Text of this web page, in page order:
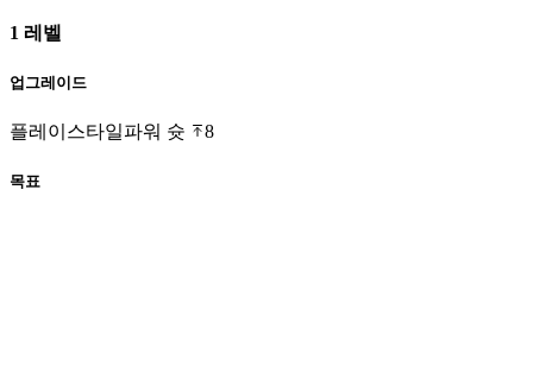
1 레벨
업그레이드
플레이스타일파워 슛 8
목표